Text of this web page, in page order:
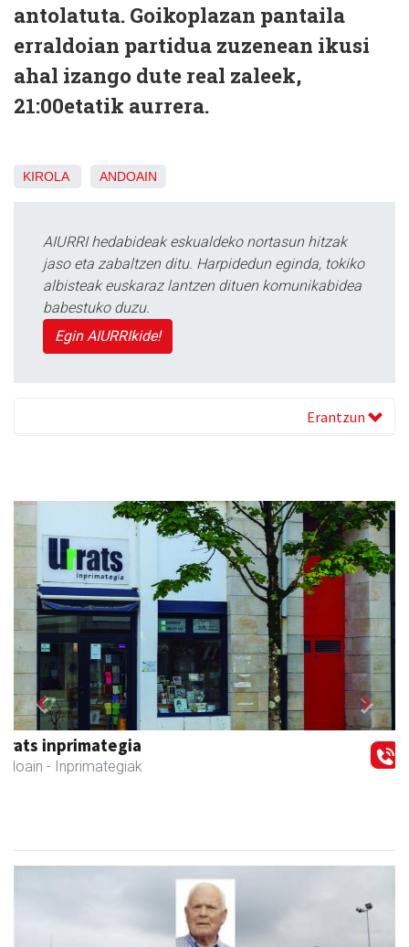
antolatuta. Goikoplazan pantaila
erraldoian partidua zuzenean ikusi
ahal izango dute real zaleek,
21:00etatik aurrera.
KIROLA ANDOAIN
AIURRI hedabideak eskualdeko nortasun hitzak
jaso eta zabaltzen ditu. Harpidedun eginda, tokiko
albisteak euskaraz lantzen dituen komunikabidea
babestuko duzu.
Egin AIURRIkide!
Erantzun
Karrika auto konponketa
Andoain - Auto konponketak
Previous Next